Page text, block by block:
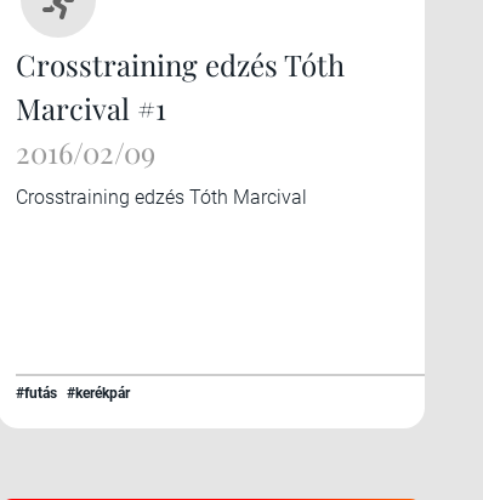
Crosstraining edzés Tóth
Marcival #1
2016/02/09
Crosstraining edzés Tóth Marcival
#futás #kerékpár